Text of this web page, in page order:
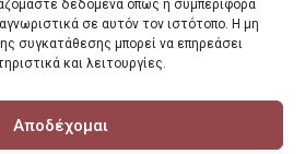
δεδομένα όπως η συμπεριφορά
σε αυτόν τον ιστότοπο. Η μη
συγκατάθεσης μπορεί να επηρεάσει
και λειτουργίες.
Αποδέχομαι
επικοινωνίας:
28213 41661
28213
E-mail
library@chania.gr